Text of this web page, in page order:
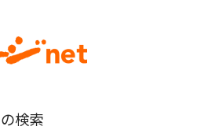
検索